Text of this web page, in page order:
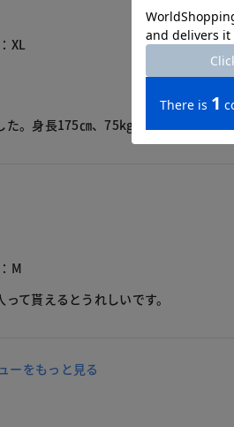
XL
。身長175㎝、75kg XLサイズ購入し
M
て貰えるとうれしいです。
ーをもっと見る